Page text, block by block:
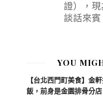
證），
談話來賓
YOU
【台北西門町美食】金
飯，前身是金園排骨分